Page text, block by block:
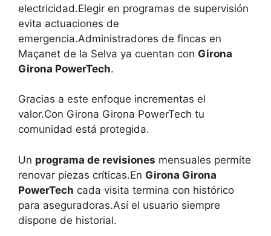
electricidad.Elegir en programas de supervisión
evita actuaciones de
emergencia.Administradores de fincas en
Maçanet de la Selva ya cuentan con Girona
Girona PowerTech.
Gracias a este enfoque incrementas el
valor.Con Girona Girona PowerTech tu
comunidad está protegida.
Un programa de revisiones mensuales permite
renovar piezas críticas.En Girona Girona
PowerTech cada visita termina con histórico
para aseguradoras.Así el usuario siempre
dispone de historial.